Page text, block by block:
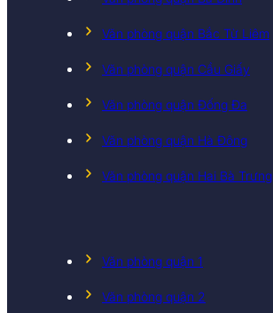
Văn phòng quận Bắc Từ Liêm
Văn phòng quận Cầu Giấy
Văn phòng quận Đống Đa
Văn phòng quận Hà Đông
Văn phòng quận Hai Bà Trưng
Văn phòng quận 1
Văn phòng quận 2